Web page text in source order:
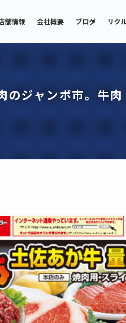
舗情報 会社概要 ブログ リク
のジャンボ市。牛